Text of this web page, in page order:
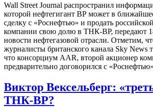
Wall Street Journal распространил
которой нефтегигант ВР может в
сделку с «Роснефтью» и продать
компании свою долю в ТНК-ВР, передают
новости нефтегазовой отрасли. Отметим,
журналисты британского канала Sky News
что консорциум AAR, второй акционер
предварительно договорился с
Виктор Вексельберг:
ТНК-BP?